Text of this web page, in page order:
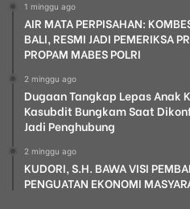
1 minggu ago
AIR MATA PERPISAHAN:
BALI, RESMI JADI PEMERIKSA
PROPAM MABES POLRI
2 minggu ago
Dugaan Tangkap Lepas Anak
Kasubdit Bungkam Saat
Jadi Penghubung
2 minggu ago
KUDORI, S.H. BAWA VISI
PENGUATAN EKONOMI